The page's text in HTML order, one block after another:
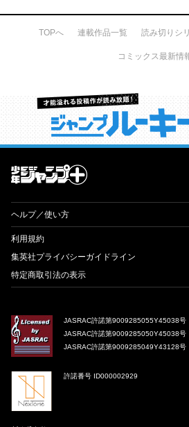
TOPへ 連載作品一覧 読み切りシ
コミックス最新情
才能溢れる投稿作が読み放題！
ヘルプ／使い方
利用規約
集英社プライバシーガイドライン
特定商取引法の表示
JASRAC許諾第9009285055Y45038号
JASRAC許諾第9009285050Y45038号
JASRAC許諾第9009285049Y43128号
許諾番号 ID000002929